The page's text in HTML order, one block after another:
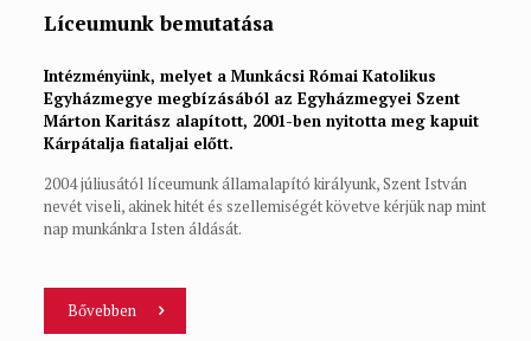
Líceumunk bemutatása
Intézményünk, melyet a Munkácsi Római Katolikus
Egyházmegye megbízásából az Egyházmegyei Szent
Márton Karitász alapított, 2001-ben nyitotta meg kapuit
Kárpátalja fiataljai előtt.
2004 júliusától líceumunk államalapító királyunk, Szent István
nevét viseli, akinek hitét és szellemiségét követve kérjük nap mint
nap munkánkra Isten áldását.
Bővebben